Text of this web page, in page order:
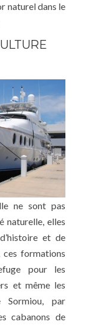
naturel dans le
ne sont pas
naturelle, elles
et de
ces formations
pour les
et même les
Sormiou, par
cabanons de